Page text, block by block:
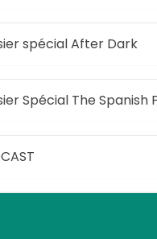
spécial After Dark
Spécial The Spanish